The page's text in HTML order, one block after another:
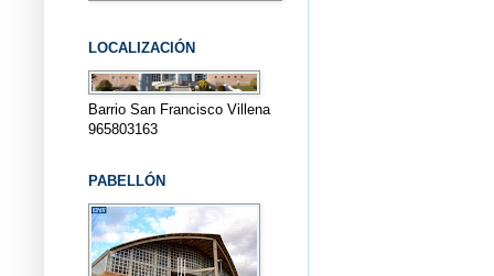
LOCALIZACIÓN
Barrio San Francisco Villena
965803163
PABELLÓN